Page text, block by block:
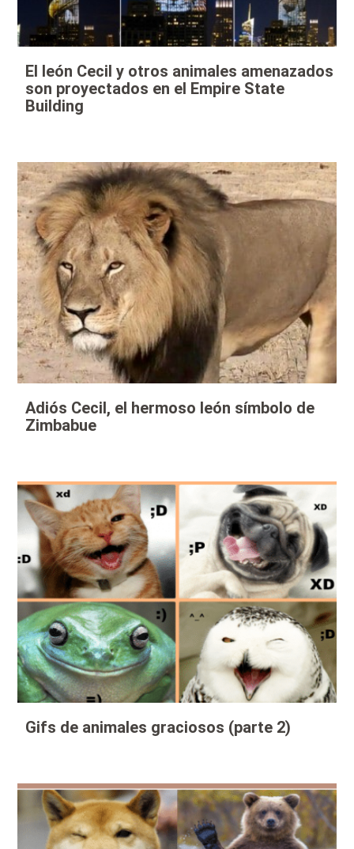
El león Cecil y otros animales amenazados
son proyectados en el Empire State
Building
Adiós Cecil, el hermoso león símbolo de
Zimbabue
Gifs de animales graciosos (parte 2)